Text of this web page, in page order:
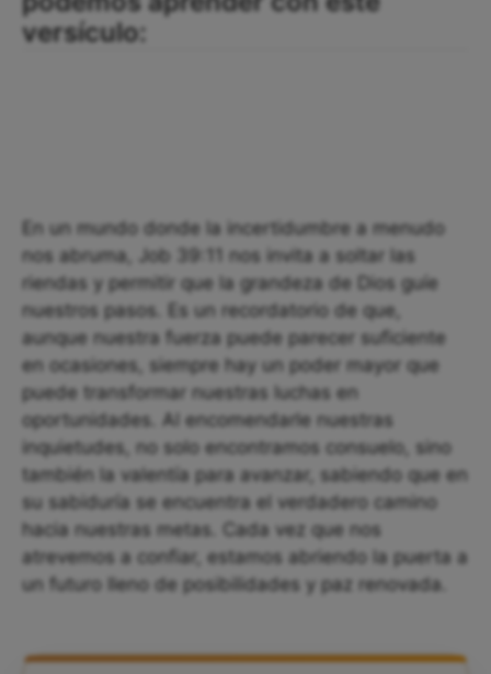
versículo:
En un mundo donde la incertidumbre a menudo
nos abruma, Job 39:11 nos invita a soltar las
riendas y permitir que la grandeza de Dios guíe
nuestros pasos. Es un recordatorio de que,
aunque nuestra fuerza puede parecer suficiente
en ocasiones, siempre hay un poder mayor que
puede transformar nuestras luchas en
oportunidades. Al encomendarle nuestras
inquietudes, no solo encontramos consuelo, sino
también la valentía para avanzar, sabiendo que en
su sabiduría se encuentra el verdadero camino
hacia nuestras metas. Cada vez que nos
atrevemos a confiar, estamos abriendo la puerta a
un futuro lleno de posibilidades y paz renovada.